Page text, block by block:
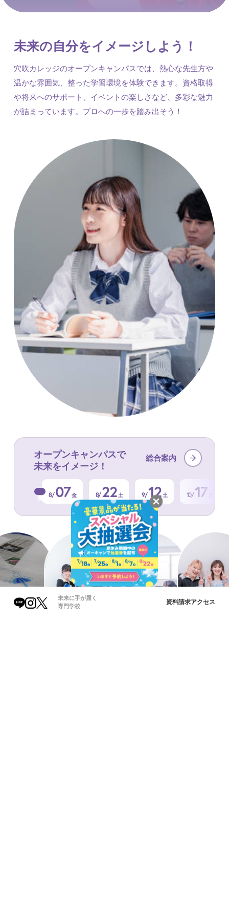
未来の自分をイメージしよう！
穴吹カレッジのオープンキャンパスでは、熱心な先生方や
温かな雰囲気、整った学習環境を体験できます。資格取得
や将来へのサポート、イベントの楽しさなど、多彩な魅力
が詰まっています。プロへの一歩を踏み出そう！
オープンキャンパスで
未来をイメージ！
総合案内
8/ 07 金 8/ 22 土 9/12 土 10/ 17
未来に手が届く
専門学校
資料請求アクセス